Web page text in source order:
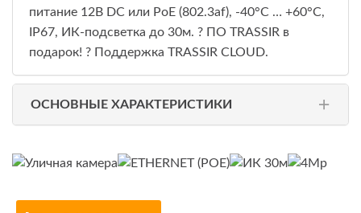
питание 12В DC или PoE (802.3af), -40°C … +60°C,
IP67, ИК-подсветка до 30м. ? ПО TRASSIR в
подарок! ? Поддержка TRASSIR CLOUD.
ОСНОВНЫЕ ХАРАКТЕРИСТИКИ